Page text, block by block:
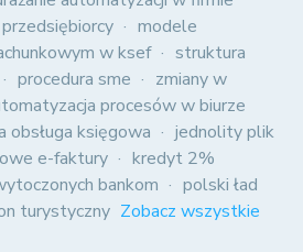
modele
w ksef
struktura
procedura sme
zmiany w
procesów w biurze
obsługa księgowa
jednolity plik
e-faktury
kredyt 2%
bankom
polski ład
turystyczny Zobacz wszystkie